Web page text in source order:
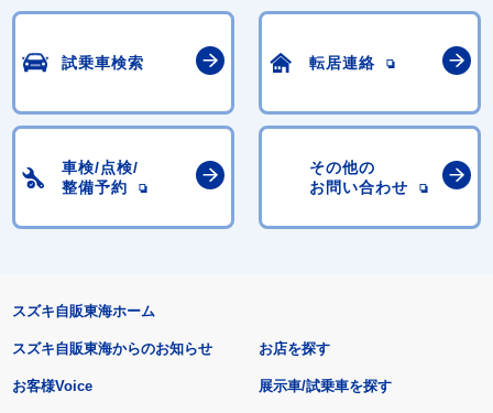
試乗車検索 転居連絡
車検/点検/
整備予約
その他の
お問い合わせ
スズキ自販東海ホーム
スズキ自販東海からのお知らせ
お客様Voice
お店を探す
展示車/試乗車を探す